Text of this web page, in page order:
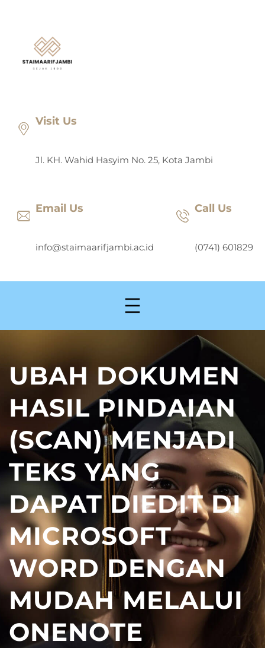
Visit Us
Jl. KH. Wahid Hasyim No. 25, Kota Jambi
Email Us
info@staimaarifjambi.ac.id
Call Us
(0741) 601829
UBAH DOKUMEN
HASIL PINDAIAN
(SCAN) MENJADI
TEKS YANG
DAPAT DIEDIT DI
MICROSOFT
WORD DENGAN
MUDAH MELALUI
ONENOTE